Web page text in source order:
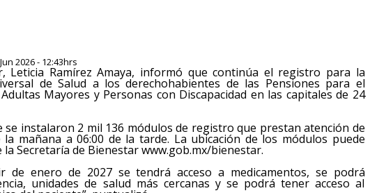
2026 - 12:43hrs
Leticia Ramírez Amaya, informó que continúa el registro para la
de Salud a los derechohabientes de las Pensiones para el
Mayores y Personas con Discapacidad en las capitales de 24
se instalaron 2 mil 136 módulos de registro que prestan atención de
mañana a 06:00 de la tarde. La ubicación de los módulos puede
Secretaría de Bienestar www.gob.mx/bienestar.
de enero de 2027 se tendrá acceso a medicamentos, se podrá
unidades de salud más cercanas y se podrá tener acceso al